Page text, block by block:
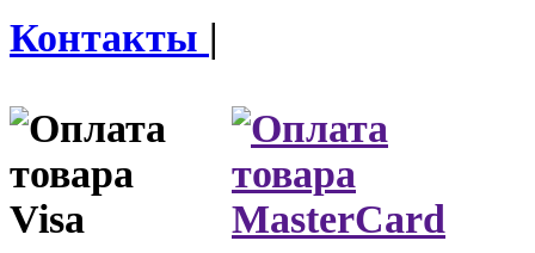
Контакты |